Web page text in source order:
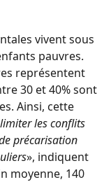
vivent sous
pauvres.
représentent
30 et 40% sont
Ainsi, cette
les conflits
précarisation
», indiquent
moyenne, 140